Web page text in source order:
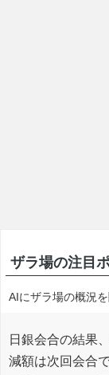
ザラ場の注目
AIにザラ場の概況を
日銀会合の結果
減額は次回会合